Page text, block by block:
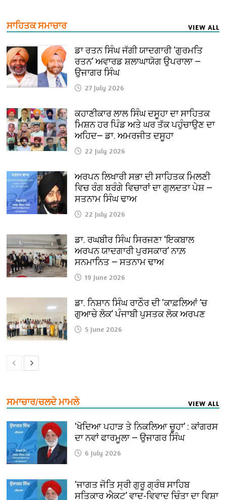
ਸਾਹਿਤਕ ਸਮਾਚਾਰ VIEW ALL
ਡਾ ਰਤਨ ਸਿੰਘ ਜੱਗੀ ਯਾਦਗਾਰੀ ‘ਗੁਰਮਤਿ
ਰਤਨ’ ਅਵਾਰਡ ਸ਼ਲਾਘਾਯੋਗ ਉਪਰਾਲਾ —
ਉਜਾਗਰ ਸਿੰਘ
27 July 2026
ਕਹਾਣੀਕਾਰ ਲਾਲ ਸਿੰਘ ਦਸੂਹਾ ਦਾ ਸਾਹਿਤਕ
ਮਿਸ਼ਨ ਹਰ ਪਿੰਡ ਅਤੇ ਘਰ ਤੱਕ ਪਹੁੰਚਾਉਣ ਦਾ
ਅਹਿਦ— ਡਾ. ਅਮਰਜੀਤ ਦਸੂਹਾ
22 July 2026
ਅਰਪਨ ਲਿਖਾਰੀ ਸਭਾ ਦੀ ਸਾਹਿਤਕ ਮਿਲਣੀ
ਵਿਚ ਰੰਗ ਬਰੰਗੇ ਵਿਚਾਰਾਂ ਦਾ ਗੁਲਦਤਾ ਪੇਸ਼ —
ਸਤਨਾਮ ਸਿੰਘ ਢਾਅ
22 July 2026
ਡਾ. ਰਘਬੀਰ ਸਿੰਘ ਸਿਰਜਣਾ ‘ਇਕਬਾਲ
ਅਰਪਨ ਯਾਦਗਾਰੀ ਪੁਰਸਕਾਰ’ ਨਾਲ਼
ਸਨਮਾਨਿਤ — ਸਤਨਾਮ ਢਾਅ
19 June 2026
ਡਾ. ਨਿਸ਼ਾਨ ਸਿੰਘ ਰਾਠੌਰ ਦੀ ‘ਕਾਫ਼ਲਿਆਂ ’ਚ
ਗੁਆਚੇ ਲੋਕ’ ਪੰਜਾਬੀ ਪੁਸਤਕ ਲੋਕ ਅਰਪਣ
5 June 2026
ਸਮਾਚਾਰ/ਚਲਦੇ ਮਾਮਲੇ VIEW ALL
‘ਖੋਦਿਆ ਪਹਾੜ ਤੇ ਨਿਕਲਿਆ ਚੂਹਾ’ : ਕਾਂਗਰਸ
ਦਾ ਨਵਾਂ ਫਾਰਮੂਲਾ — ਉਜਾਗਰ ਸਿੰਘ
6 July 2026
‘ਜਾਗਤ ਜੋਤਿ ਸ੍ਰੀ ਗੁਰੂ ਗ੍ਰੰਥ ਸਾਹਿਬ
ਸਤਿਕਾਰ ਐਕਟ’ ਵਾਦ-ਵਿਵਾਦ ਚਿੰਤਾ ਦਾ ਵਿਸ਼ਾ